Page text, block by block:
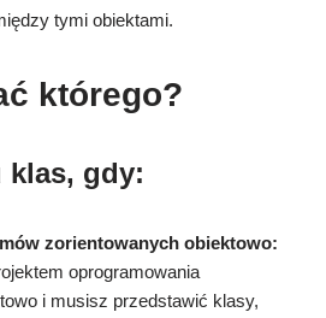
tymi obiektami.
którego?
klas, gdy:
zorientowanych obiektowo:
oprogramowania
i musisz przedstawić klasy,